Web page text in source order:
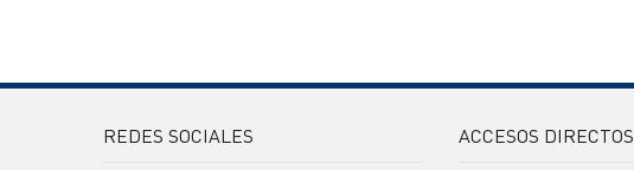
REDES SOCIALES ACCESOS DIRECTOS